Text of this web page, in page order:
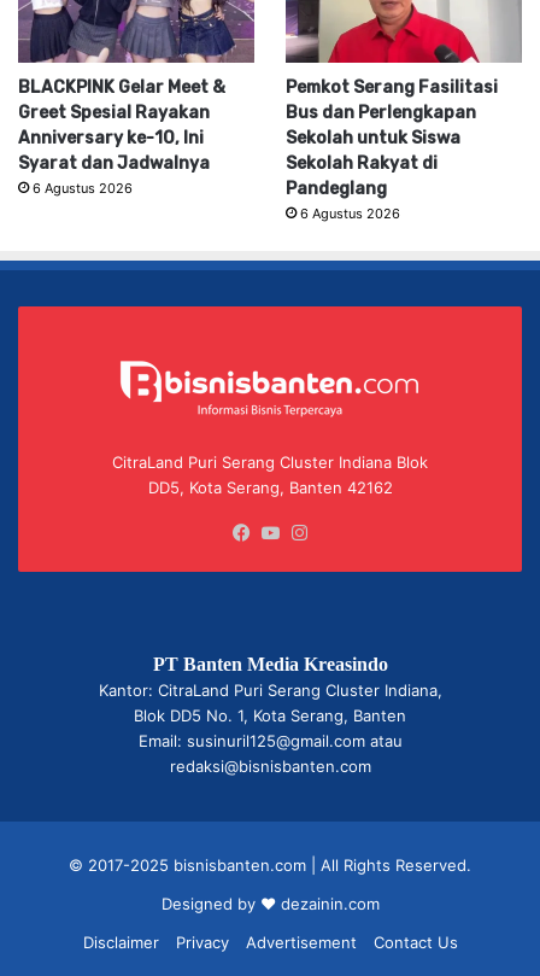
BLACKPINK Gelar Meet &
Greet Spesial Rayakan
Anniversary ke-10, Ini
Syarat dan Jadwalnya
6 Agustus 2026
Pemkot Serang Fasilitasi
Bus dan Perlengkapan
Sekolah untuk Siswa
Sekolah Rakyat di
Pandeglang
6 Agustus 2026
CitraLand Puri Serang Cluster Indiana Blok
DD5, Kota Serang, Banten 42162
Facebook
YouTube
PT Banten Media Kreasindo
Kantor: CitraLand Puri Serang Cluster Indiana,
Blok DD5 No. 1, Kota Serang, Banten
Email: susinuril125@gmail.com atau
redaksi@bisnisbanten.com
© 2017-2025 bisnisbanten.com | All Rights Reserved.
Designed by ❤ dezainin.com
Disclaimer
Privacy Advertisement Contact Us